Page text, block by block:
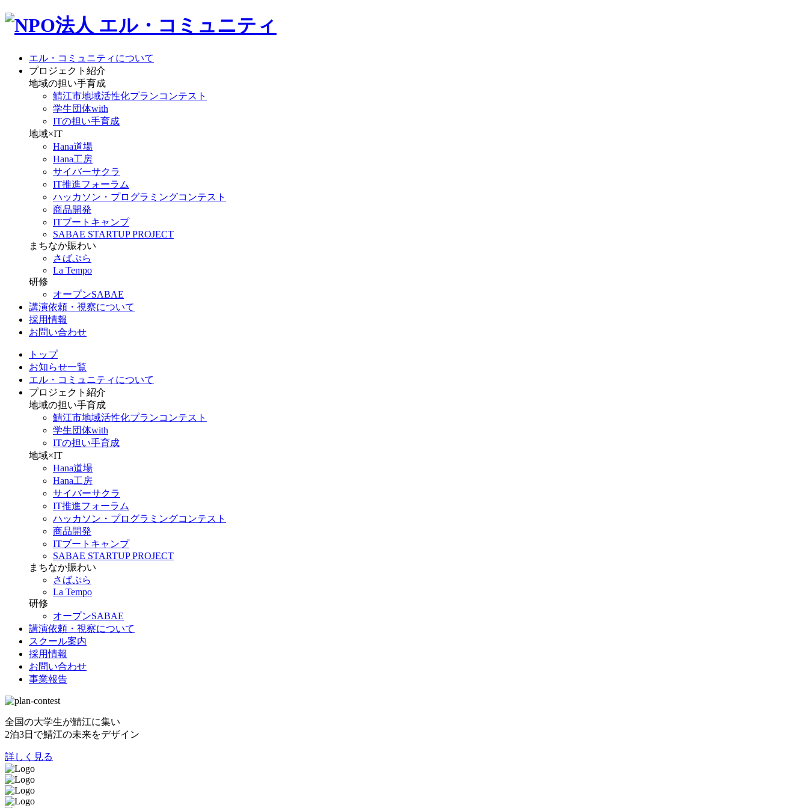
エル・コミュニティについて
プロジェクト紹介
地域の担い手育成
鯖江市地域活性化プランコンテスト
学生団体with
ITの担い手育成
地域×IT
Hana道場
Hana工房
サイバーサクラ
IT推進フォーラム
ハッカソン・プログラミングコンテスト
商品開発
ITブートキャンプ
SABAE STARTUP PROJECT
まちなか賑わい
さばぷら
La Tempo
研修
オープンSABAE
講演依頼・視察について
採用情報
お問い合わせ
トップ
お知らせ一覧
エル・コミュニティについて
プロジェクト紹介
地域の担い手育成
鯖江市地域活性化プランコンテスト
学生団体with
ITの担い手育成
地域×IT
Hana道場
Hana工房
サイバーサクラ
IT推進フォーラム
ハッカソン・プログラミングコンテスト
商品開発
ITブートキャンプ
SABAE STARTUP PROJECT
まちなか賑わい
さばぷら
La Tempo
研修
オープンSABAE
講演依頼・視察について
スクール案内
採用情報
お問い合わせ
事業報告
全国の大学生が鯖江に集い
2泊3日で鯖江の未来をデザイン
詳しく見る